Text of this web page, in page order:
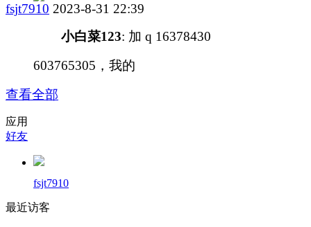
fsjt7910 2023-8-31 22:39
小白菜123: 加 q 16378430
603765305，我的
查看全部
应用
好友
fsjt7910
最近访客